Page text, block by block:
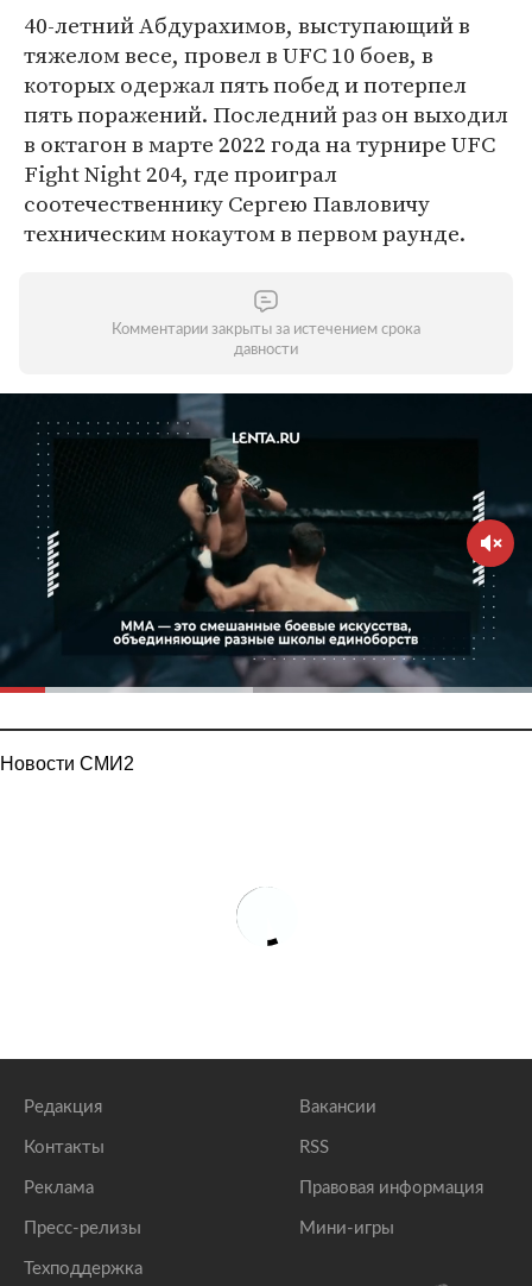
40-летний Абдурахимов, выступающий в
тяжелом весе, провел в UFC 10 боев, в
которых одержал пять побед и потерпел
пять поражений. Последний раз он выходил
в октагон в марте 2022 года на турнире UFC
Fight Night 204, где проиграл
соотечественнику Сергею Павловичу
техническим нокаутом в первом раунде.
Комментарии закрыты за истечением срока
давности
Новости СМИ2
Редакция
Контакты
Реклама
Пресс-релизы
Техподдержка
Вакансии
RSS
Правовая информация
Мини-игры